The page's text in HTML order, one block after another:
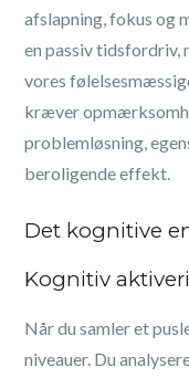
afslapning, fokus og
en passiv tidsfordriv,
vores
kræver
problemløsning,
beroligende effekt.
Det kognitive
Kognitiv
Når du samler et
niveauer. Du